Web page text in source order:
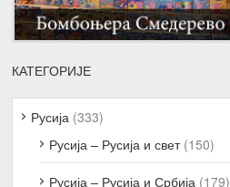
КАТЕГОРИЈЕ
Русија (333)
Русија – Русија и свет(150)
Русија – Русија и Србија (179)